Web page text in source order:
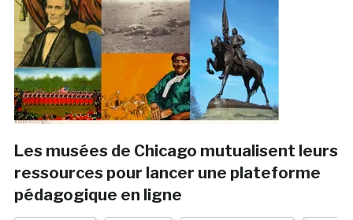
Les musées de Chicago mutualisent leurs
ressources pour lancer une plateforme
pédagogique en ligne